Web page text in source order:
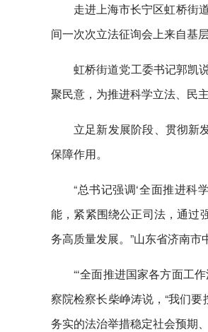
走进上海市长宁区虹桥街
间一次次立法征询会上来自基
虹桥街道党工委书记郭凯
聚民意，为推进科学立法、民
立足新发展阶段、贯彻新
保障作用。
“总书记强调‘全面推进科
能，紧紧围绕公正司法，通过
务高质量发展。”山东省济南市
“‘全面推进国家各方面工
察院检察长柴峥涛说，“我们
务实的法治举措稳定社会预期